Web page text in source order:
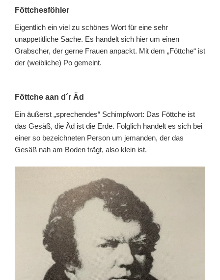
Föttchesföhler
Eigentlich ein viel zu schönes Wort für eine sehr
unappetitliche Sache. Es handelt sich hier um einen
Grabscher, der gerne Frauen anpackt. Mit dem „Föttche“ ist
der (weibliche) Po gemeint.
Föttche aan d´r Äd
Ein äußerst „sprechendes“ Schimpfwort: Das Föttche ist
das Gesäß, die Äd ist die Erde. Folglich handelt es sich bei
einer so bezeichneten Person um jemanden, der das
Gesäß nah am Boden trägt, also klein ist.